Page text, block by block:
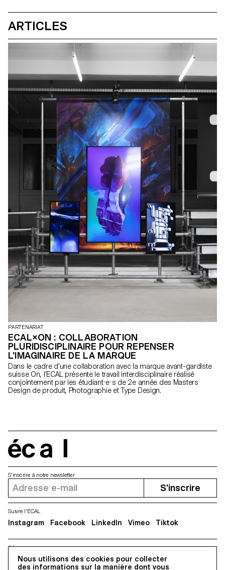
ARTICLES
PARTENARIAT
ECAL×ON : COLLABORATION
PLURIDISCIPLINAIRE POUR REPENSER
L'IMAGINAIRE DE LA MARQUE
Dans le cadre d’une collaboration avec la marque avant-gardiste
suisse On, l’ECAL présente le travail interdisciplinaire réalisé
conjointement par les étudiant·e·s de 2e année des Masters
Design de produit, Photographie et Type Design.
Nous utilisons des cookies pour collecter
des informations sur la manière dont vous
Adresse
5, avenue du Temple, CH-1020 Renens
S'inscrire à notre newsletter
S'inscrire
Suivre l'ECAL
Instagram Facebook LinkedIn Vimeo Tiktok